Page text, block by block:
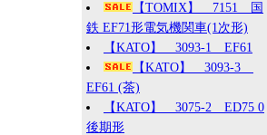
【TOMIX】 7151 国
鉄 EF71形電気機関車(1次形)
【KATO】 3093-1 EF61
【KATO】 3093-3
EF61 (茶)
【KATO】 3075-2 ED75 0
後期形